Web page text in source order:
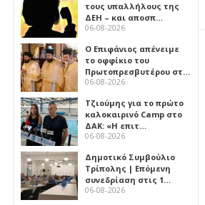
τους υπαλλήλους της
ΔΕΗ – και αποσπ…
06-08-2026
Ο Επιφάνιος απένειμε
το οφφίκιο του
Πρωτοπρεσβυτέρου στ…
06-08-2026
Τζιούμης για το πρώτο
καλοκαιρινό Camp στο
ΔΑΚ: «Η επιτ…
06-08-2026
Δημοτικό Συμβούλιο
Τρίπολης | Επόμενη
συνεδρίαση στις 1…
06-08-2026